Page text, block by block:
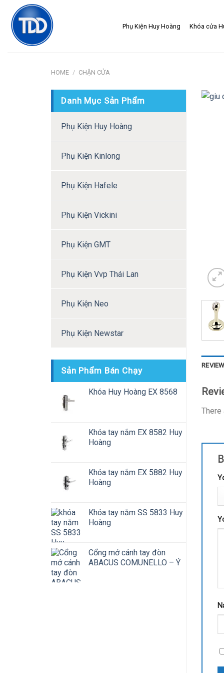
content
Phụ Kiện Huy Hoàng Khóa cửa
HOME / CHẶN CỬA
Danh Mục Sản Phẩm
Phụ Kiện Huy Hoàng
Phụ Kiện Kinlong
Phụ Kiện Hafele
Phụ Kiện Vickini
Phụ Kiện GMT
Phụ Kiện Vvp Thái Lan
Phụ Kiện Neo
Phụ Kiện Newstar
Sản Phẩm Bán Chạy
Khóa Huy Hoàng EX 8568
Khóa tay nắm EX 8582 Huy
Hoàng
Khóa tay nắm EX 5882 Huy
Hoàng
Khóa tay nắm SS 5833 Huy
Hoàng
Cổng mở cánh tay đòn
ABACUS COMUNELLO – Ý
There